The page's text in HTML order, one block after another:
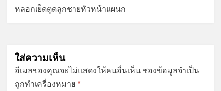
หลอกเย็ดตูดลูกชายหัวหน้าแผนก
ใส่ความเห็น
อีเมลของคุณจะไม่แสดงให้คนอื่นเห็น ช่องข้อมูลจำเป็น
ถูกทำเครื่องหมาย *